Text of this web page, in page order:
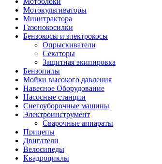
Мотокультиваторы
Минитрактора
Газонокосилки
Бензокосы и электрокосы
Опрыскиватели
Секаторы
Защитная экипировка
Бензопилы
Мойки высокого давления
Навесное Оборудование
Насосные станции
Снегоуборочные машины
Электроинструмент
Сварочные аппараты
Прицепы
Двигатели
Велосипеды
Квадроциклы